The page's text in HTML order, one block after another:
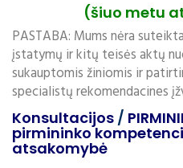
(šiuo metu
PASTABA: Mums nėra
įstatymų ir kitų teisės aktų
sukauptomis žiniomis ir
specialistų rekomendacines
Konsultacijos /
pirmininko
atsakomybė